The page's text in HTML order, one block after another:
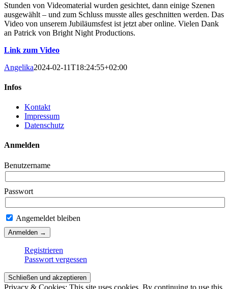
Stunden von Videomaterial wurden gesichtet, dann einige Szenen
ausgewählt – und zum Schluss musste alles geschnitten werden. Das
Video von unserem Jubiläumsfest ist jetzt aber online. Vielen Dank
an Patrick von Bright Night Productions.
Link zum Video
Angelika2024-02-11T18:24:55+02:00
Infos
Kontakt
Impressum
Datenschutz
Anmelden
Benutzername
Passwort
Angemeldet bleiben
Registrieren
Passwort vergessen
Privacy & Cookies: This site uses cookies. By continuing to use this